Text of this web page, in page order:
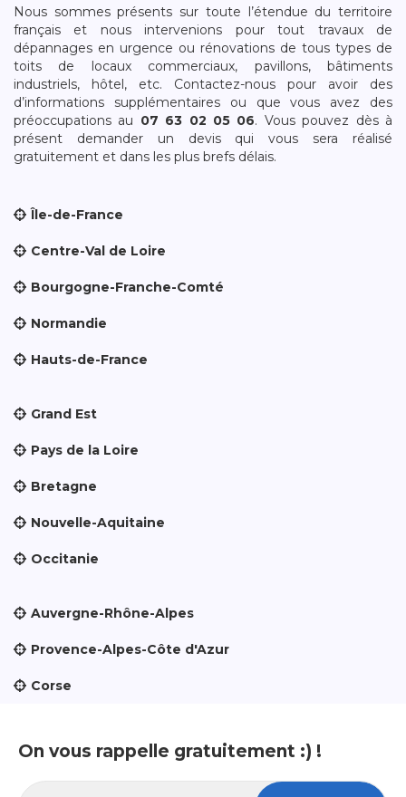
Nous sommes présents sur toute l’étendue du territoire
français et nous intervenions pour tout travaux de
dépannages en urgence ou rénovations de tous types de
toits de locaux commerciaux, pavillons, bâtiments
industriels, hôtel, etc. Contactez-nous pour avoir des
d’informations supplémentaires ou que vous avez des
préoccupations au 07 63 02 05 06. Vous pouvez dès à
présent demander un devis qui vous sera réalisé
gratuitement et dans les plus brefs délais.
Île-de-France
Centre-Val de Loire
Bourgogne-Franche-Comté
Normandie
Hauts-de-France
Grand Est
Pays de la Loire
Bretagne
Nouvelle-Aquitaine
Occitanie
Auvergne-Rhône-Alpes
Provence-Alpes-Côte d'Azur
Corse
On vous rappelle gratuitement :) !